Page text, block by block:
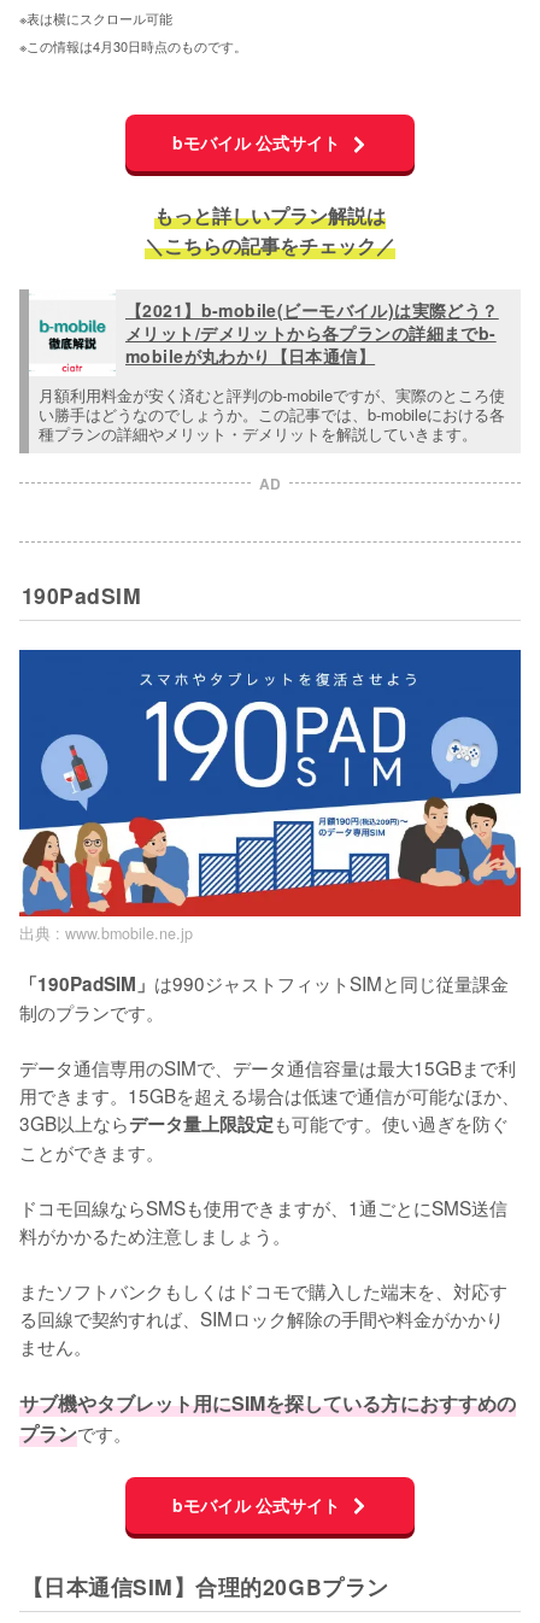
※表は横にスクロール可能
※この情報は4月30日時点のものです。
bモバイル 公式サイト
もっと詳しいプラン解説は
＼こちらの記事をチェック／
【2021】b-mobile(ビーモバイル)は実際どう？
メリット/デメリットから各プランの詳細までb-
mobileが丸わかり【日本通信】
月額利用料金が安く済むと評判のb-mobileですが、実際のところ使
い勝手はどうなのでしょうか。この記事では、b-mobileにおける各
種プランの詳細やメリット・デメリットを解説していきます。
AD
190PadSIM
出典 : www.bmobile.ne.jp
「190PadSIM」 は990ジャストフィットSIMと同じ従量課金
制のプランです。
データ通信専用のSIMで、データ通信容量は最大15GBまで利
用できます。15GBを超える場合は低速で通信が可能なほか、
3GB以上ならデータ量上限設定も可能です。使い過ぎを防ぐ
ことができます。
ドコモ回線ならSMSも使用できますが、1通ごとにSMS送信
料がかかるため注意しましょう。
またソフトバンクもしくはドコモで購入した端末を、対応す
る回線で契約すれば、SIMロック解除の手間や料金がかかり
ません。
サブ機やタブレット用にSIMを探している方におすすめの
プランです。
bモバイル 公式サイト
【日本通信SIM】合理的20GBプラン